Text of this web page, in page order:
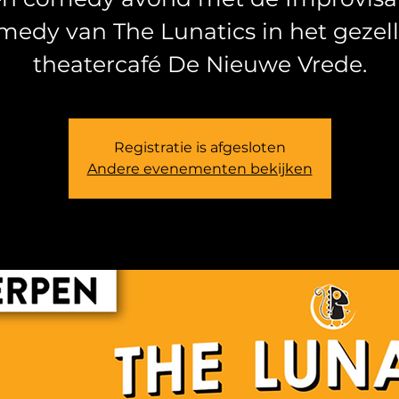
van The Lunatics in het
theatercafé De Nieuwe Vrede.
Registratie is afgesloten
Andere evenementen bekijken